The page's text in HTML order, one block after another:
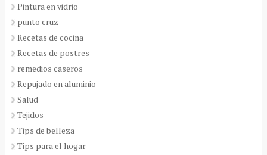
Pintura en vidrio
punto cruz
Recetas de cocina
Recetas de postres
remedios caseros
Repujado en aluminio
Salud
Tejidos
Tips de belleza
Tips para el hogar